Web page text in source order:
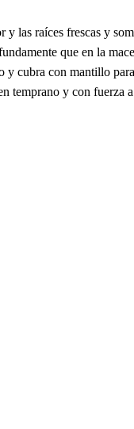
las raíces frescas y
que en la
cubra con mantillo
temprano y con fuerza